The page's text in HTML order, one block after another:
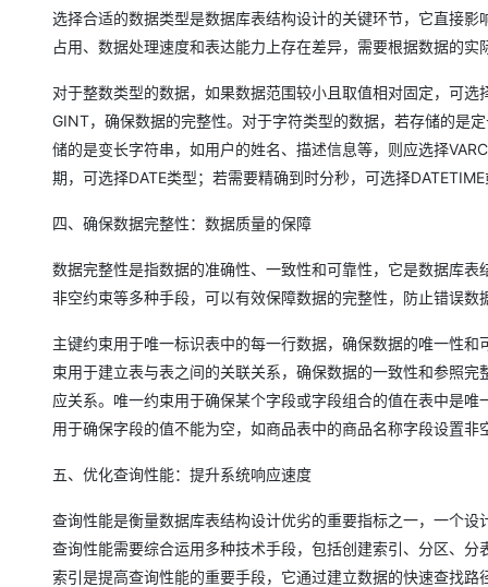
选择合适的数据类型是数据库表结构设计的关键环节，它直接
占用、数据处理速度和表达能力上存在差异，需要根据数据的
对于整数类型的数据，如果数据范围较小且取值相对固定，可
GINT，确保数据的完整性。对于字符类型的数据，若存储的是
储的是变长字符串，如用户的姓名、描述信息等，则应选择
期，可选择DATE类型；若需要精确到时分秒，可选择
四、确保数据完整性：数据质量的保障
数据完整性是指数据的准确性、一致性和可靠性，它是数据库
非空约束等多种手段，可以有效保障数据的完整性，防止错误
主键约束用于唯一标识表中的每一行数据，确保数据的唯一性
束用于建立表与表之间的关联关系，确保数据的一致性和参照
应关系。唯一约束用于确保某个字段或字段组合的值在表中是
用于确保字段的值不能为空，如商品表中的商品名称字段设置
五、优化查询性能：提升系统响应速度
查询性能是衡量数据库表结构设计优劣的重要指标之一，一个
查询性能需要综合运用多种技术手段，包括创建索引、分区、分
索引是提高查询性能的重要手段，它通过建立数据的快速查找